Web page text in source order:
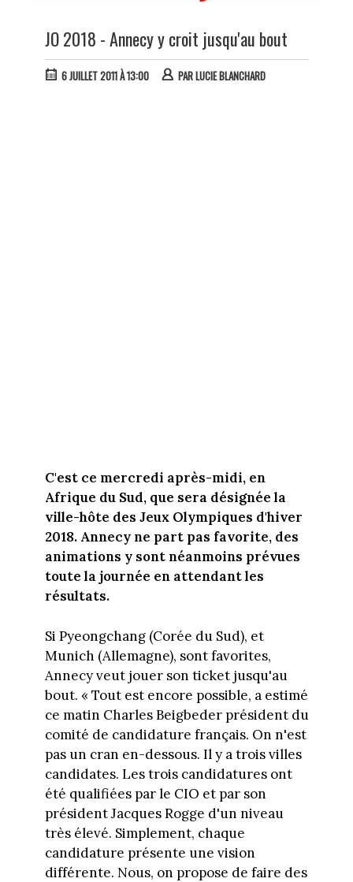
JO 2018 - Annecy y croit jusqu'au bout
6 JUILLET 2011 À 13:00 PARLUCIE BLANCHARD
C'est ce mercredi après-midi, en
Afrique du Sud, que sera désignée la
ville-hôte des Jeux Olympiques d'hiver
2018. Annecy ne part pas favorite, des
animations y sont néanmoins prévues
toute la journée en attendant les
résultats.
Si Pyeongchang (Corée du Sud), et
Munich (Allemagne), sont favorites,
Annecy veut jouer son ticket jusqu'au
bout. « Tout est encore possible, a estimé
ce matin Charles Beigbeder président du
comité de candidature français. On n'est
pas un cran en-dessous. Il y a trois villes
candidates. Les trois candidatures ont
été qualifiées par le CIO et par son
président Jacques Rogge d'un niveau
très élevé. Simplement, chaque
candidature présente une vision
différente. Nous, on propose de faire des